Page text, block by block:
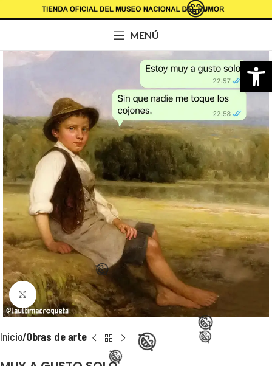
Abrir
MENÚ
Clic para ampliar
Inicio Obras de arte
😂